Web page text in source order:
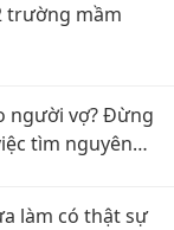
trường mầm
người vợ? Đừng
tìm nguyên
làm có thật sự